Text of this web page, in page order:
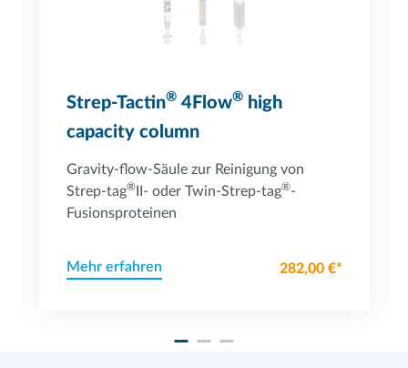
Strep-Tactin®4Flow®high
capacity column
Gravity-flow-Säule zur Reinigung von
Strep-tag®II- oder Twin-Strep-tag®-
Fusionsproteinen
Mehr erfahren 282,00 €*